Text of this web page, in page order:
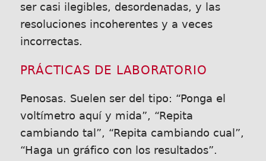
ser casi ilegibles, desordenadas, y las
resoluciones incoherentes y a veces
incorrectas.
PRÁCTICAS DE LABORATORIO
Penosas. Suelen ser del tipo: “Ponga el
voltímetro aquí y mida”, “Repita
cambiando tal”, “Repita cambiando cual”,
“Haga un gráfico con los resultados”.